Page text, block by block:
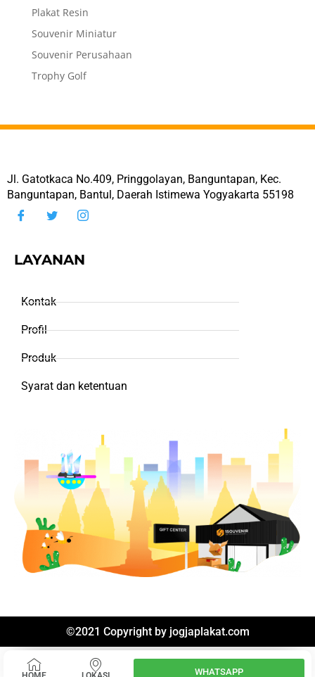
Plakat Resin
Souvenir Miniatur
Souvenir Perusahaan
Trophy Golf
Jl. Gatotkaca No.409, Pringgolayan, Banguntapan, Kec.
Banguntapan, Bantul, Daerah Istimewa Yogyakarta 55198
LAYANAN
Kontak
Profil
Produk
Syarat dan ketentuan
©2021 Copyright by jogjaplakat.com
WHATSAPP